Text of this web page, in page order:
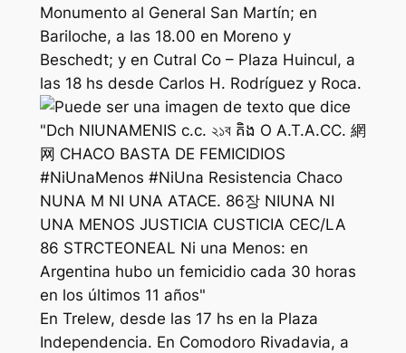
Monumento al General San Martín; en
Bariloche, a las 18.00 en Moreno y
Beschedt; y en Cutral Co – Plaza Huincul, a
las 18 hs desde Carlos H. Rodríguez y Roca.
En Trelew, desde las 17 hs en la Plaza
Independencia. En Comodoro Rivadavia, a